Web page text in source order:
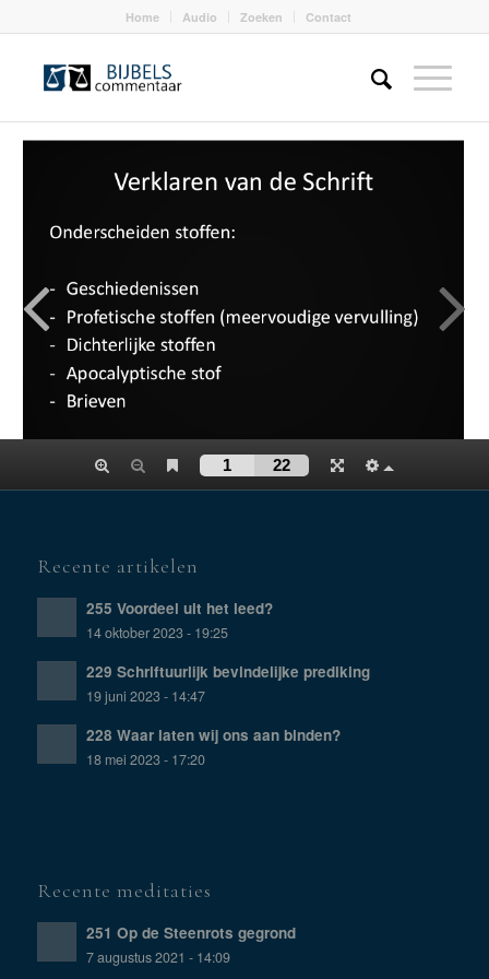
Home Audio Zoeken Contact
Recente artikelen
255 Voordeel uit het leed?
14 oktober 2023 - 19:25
229 Schriftuurlijk bevindelijke prediking
19 juni 2023 - 14:47
228 Waar laten wij ons aan binden?
18 mei 2023 - 17:20
Recente meditaties
251 Op de Steenrots gegrond
7 augustus 2021 - 14:09